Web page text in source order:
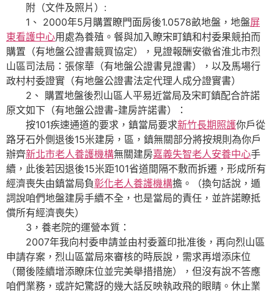
附（文件及照片）:
1、 2000年5月購置瞭門面房後1.0578畝地盤，地盤屏
東看護中心用處為養殖。餐與加入瞭宋町鎮和村委果競拍而
購置（有地盤公證書競買協定），見證報酬安徽省淮北市烈
山區司法局：張傢華（有地盤公證書見證書），以及馬場行
政村村委證實（有地盤公證書法定代理人成分證實書）
2、 購置地盤後烈山區人平易近當局及宋町鎮配合許諾
原文如下（有地盤公證書-建房許諾書）：
按101疾速通道的要求，鎮當局要求新竹長期照護你戶從
路牙石外側退後15米建房，區，鎮無關部分將按規則為你戶
辦齊新北市老人養護機構無關建房嘉義失智老人安養中心手
續，此後若因退後15米距101省道間隔不敷而拆遷，形成所有
經濟喪失由鎮當局負彰化老人養護機構擔。（換句話說，遁
詞說咱們地盤建房手續不全，也是當局的責任，並許諾瞭抵
償所有經濟喪失）
3，養老院的運營本質：
2007年我向村委申請並由村委蓋印批准後，再向烈山區
申請存案，烈山區當局來審核的時辰說，需求再增添床位
（爾後陸續增添瞭床位並完美舉措措施），但沒有說不答應
咱們業務，或許妃驚訝的幾大話反映執政飛的眼睛。休止業